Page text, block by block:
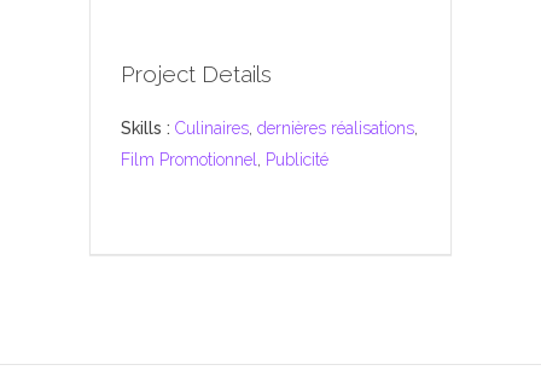
Project Details
Skills : Culinaires dernières réalisations
Film Promotionnel
Publicité